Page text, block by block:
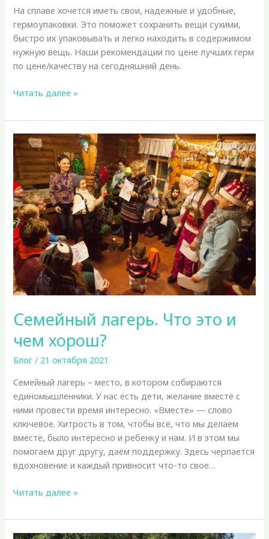
На сплаве хочется иметь свои, надежные и удобные,
гермоупаковки. Это поможет сохранить вещи сухими,
быстро их упаковывать и легко находить в содержимом
нужную вещь. Наши рекомендации по цене лучших герм
по цене/качеству на сегодняшний день.
Гермы,
выбрать
Читать далее »
Семейный лагерь. Что это и
чем хорош?
Блог / 21 октября 2021
Семейный лагерь – место, в котором собираются
единомышленники. У нас есть дети, желание вместе с
ними провести время интересно. «Вместе» — слово
ключевое. Хитрость в том, чтобы всё, что мы делаем
вместе, было интересно и ребенку и нам. И в этом мы
помогаем друг другу, даём поддержку. Здесь черпается
вдохновение и каждый привносит что-то свое…
Семейный
Что
это
Читать далее »